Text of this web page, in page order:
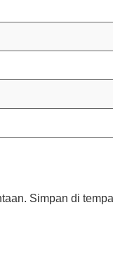
Simpan di